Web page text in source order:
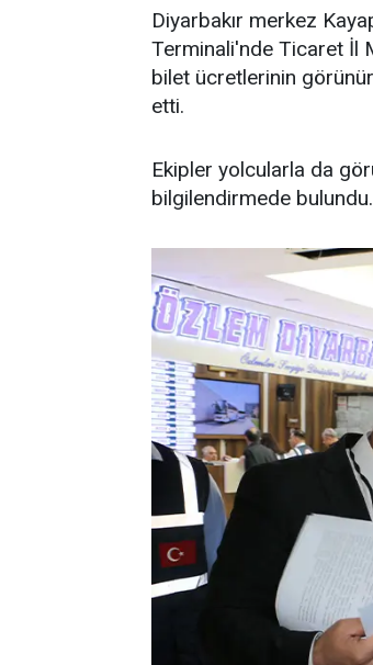
Diyarbakır merkez
Terminali'nde Ticaret İl
bilet ücretlerinin
etti.
Ekipler yolcularla da
bilgilendirmede bulundu.